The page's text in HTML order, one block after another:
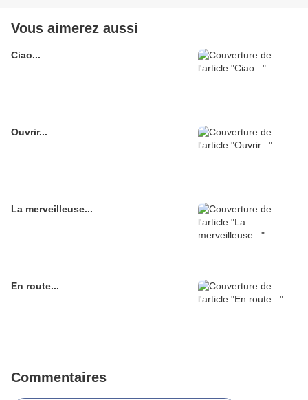
Vous aimerez aussi
Ciao...
Ouvrir...
La merveilleuse...
En route...
Commentaires